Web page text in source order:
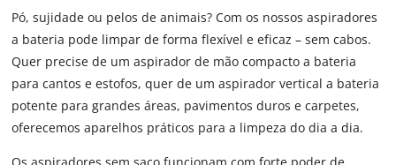
Pó, sujidade ou pelos de animais? Com os nossos aspiradores
a bateria pode limpar de forma flexível e eficaz – sem cabos.
Quer precise de um aspirador de mão compacto a bateria
para cantos e estofos, quer de um aspirador vertical a bateria
potente para grandes áreas, pavimentos duros e carpetes,
oferecemos aparelhos práticos para a limpeza do dia a dia.